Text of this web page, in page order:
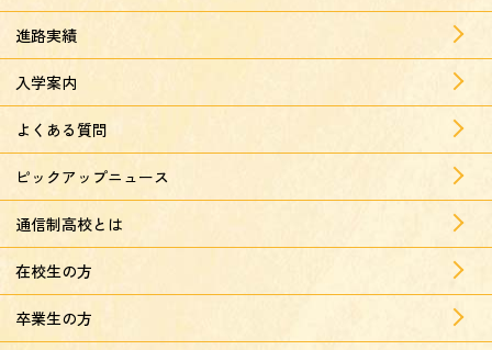
進路実績
入学案内
よくある質問
ピックアップニュース
通信制高校とは
在校生の方
卒業生の方